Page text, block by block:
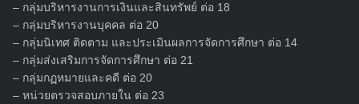
– กลุ่มบริหารงานการเงินและสินทรัพย์ ต่อ 18
– กลุ่มบริหารงานบุคคล ต่อ 20
– กลุ่มนิเทศ ติดตาม และประเมินผลการจัดการศึกษา ต่อ 14
– กลุ่มส่งเสริมการจัดการศึกษา ต่อ 21
– กลุ่มกฏหมายและคดี ต่อ 20
– หน่วยตรวจสอบภายใน ต่อ 23